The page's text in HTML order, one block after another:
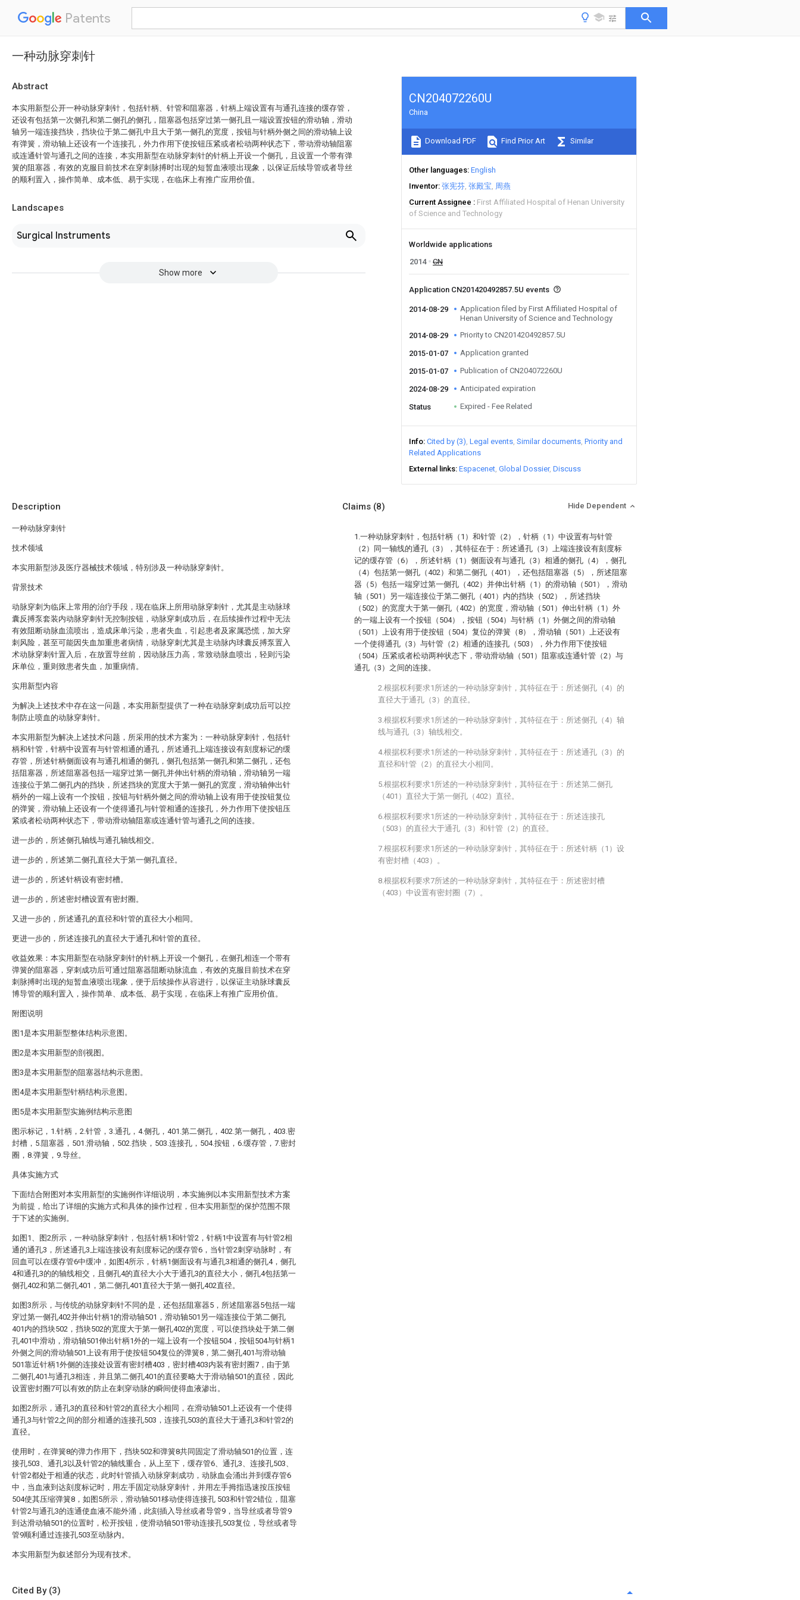
Patents
一种动脉穿刺针
Abstract
本实用新型公开一种动脉穿刺针，包括针柄、针管和阻塞器，针柄上端设置有与通孔连接的缓存管，
还设有包括第一次侧孔和第二侧孔的侧孔，阻塞器包括穿过第一侧孔且一端设置按钮的滑动轴，滑动
轴另一端连接挡块，挡块位于第二侧孔中且大于第一侧孔的宽度，按钮与针柄外侧之间的滑动轴上设
有弹簧，滑动轴上还设有一个连接孔，外力作用下使按钮压紧或者松动两种状态下，带动滑动轴阻塞
或连通针管与通孔之间的连接，本实用新型在动脉穿刺针的针柄上开设一个侧孔，且设置一个带有弹
簧的阻塞器，有效的克服目前技术在穿刺脉搏时出现的短暂血液喷出现象，以保证后续导管或者导丝
的顺利置入，操作简单、成本低、易于实现，在临床上有推广应用价值。
Landscapes
Surgical Instruments
Show more
CN204072260U
China
Download PDF Find Prior Art Similar
Other languages English
Inventor 张宪芬 张殿宝 周燕
Current Assignee
First Affiliated Hospital of Henan University
of Science and Technology
Worldwide applications
2014
CN
Application CN201420492857.5U events
2014-08-29
Application filed by First Affiliated Hospital of
Henan University of Science and Technology
2014-08-29
Priority to CN201420492857.5U
2015-01-07 Application granted
2015-01-07 Publication of CN204072260U
2024-08-29 Anticipated expiration
Status Expired - Fee Related
Info Cited by (3) Legal events Similar documents Priority and
Related Applications
External links Espacenet Global Dossier Discuss
Description
一种动脉穿刺针
技术领域
本实用新型涉及医疗器械技术领域，特别涉及一种动脉穿刺针。
背景技术
动脉穿刺为临床上常用的治疗手段，现在临床上所用动脉穿刺针，尤其是主动脉球
囊反搏泵套装内动脉穿刺针无控制按钮，动脉穿刺成功后，在后续操作过程中无法
有效阻断动脉血流喷出，造成床单污染，患者失血，引起患者及家属恐慌，加大穿
刺风险，甚至可能因失血加重患者病情，动脉穿刺尤其是主动脉内球囊反搏泵置入
术动脉穿刺针置入后，在放置导丝前，因动脉压力高，常致动脉血喷出，轻则污染
床单位，重则致患者失血，加重病情。
实用新型内容
为解决上述技术中存在这一问题，本实用新型提供了一种在动脉穿刺成功后可以控
制防止喷血的动脉穿刺针。
本实用新型为解决上述技术问题，所采用的技术方案为：一种动脉穿刺针，包括针
柄和针管，针柄中设置有与针管相通的通孔，所述通孔上端连接设有刻度标记的缓
存管，所述针柄侧面设有与通孔相通的侧孔，侧孔包括第一侧孔和第二侧孔，还包
括阻塞器，所述阻塞器包括一端穿过第一侧孔并伸出针柄的滑动轴，滑动轴另一端
连接位于第二侧孔内的挡块，所述挡块的宽度大于第一侧孔的宽度，滑动轴伸出针
柄外的一端上设有一个按钮，按钮与针柄外侧之间的滑动轴上设有用于使按钮复位
的弹簧，滑动轴上还设有一个使得通孔与针管相通的连接孔，外力作用下使按钮压
紧或者松动两种状态下，带动滑动轴阻塞或连通针管与通孔之间的连接。
进一步的，所述侧孔轴线与通孔轴线相交。
进一步的，所述第二侧孔直径大于第一侧孔直径。
进一步的，所述针柄设有密封槽。
进一步的，所述密封槽设置有密封圈。
又进一步的，所述通孔的直径和针管的直径大小相同。
更进一步的，所述连接孔的直径大于通孔和针管的直径。
收益效果：本实用新型在动脉穿刺针的针柄上开设一个侧孔，在侧孔相连一个带有
弹簧的阻塞器，穿刺成功后可通过阻塞器阻断动脉流血，有效的克服目前技术在穿
刺脉搏时出现的短暂血液喷出现象，便于后续操作从容进行，以保证主动脉球囊反
博导管的顺利置入，操作简单、成本低、易于实现，在临床上有推广应用价值。
附图说明
图1是本实用新型整体结构示意图。
图2是本实用新型的剖视图。
图3是本实用新型的阻塞器结构示意图。
图4是本实用新型针柄结构示意图。
图5是本实用新型实施例结构示意图
图示标记，1.针柄，2.针管，3.通孔，4.侧孔，401.第二侧孔，402.第一侧孔，403.密
封槽，5.阻塞器，501.滑动轴，502.挡块，503.连接孔，504.按钮，6.缓存管，7.密封
圈，8.弹簧，9.导丝。
具体实施方式
下面结合附图对本实用新型的实施例作详细说明，本实施例以本实用新型技术方案
为前提，给出了详细的实施方式和具体的操作过程，但本实用新型的保护范围不限
于下述的实施例。
如图1、图2所示，一种动脉穿刺针，包括针柄1和针管2，针柄1中设置有与针管2相
通的通孔3，所述通孔3上端连接设有刻度标记的缓存管6，当针管2刺穿动脉时，有
回血可以在缓存管6中缓冲，如图4所示，针柄1侧面设有与通孔3相通的侧孔4，侧孔
4和通孔3的的轴线相交，且侧孔4的直径大小大于通孔3的直径大小，侧孔4包括第一
侧孔402和第二侧孔401，第二侧孔401直径大于第一侧孔402直径。
如图3所示，与传统的动脉穿刺针不同的是，还包括阻塞器5，所述阻塞器5包括一端
穿过第一侧孔402并伸出针柄1的滑动轴501，滑动轴501另一端连接位于第二侧孔
401内的挡块502，挡块502的宽度大于第一侧孔402的宽度，可以使挡块处于第二侧
孔401中滑动，滑动轴501伸出针柄1外的一端上设有一个按钮504，按钮504与针柄1
外侧之间的滑动轴501上设有用于使按钮504复位的弹簧8，第二侧孔401与滑动轴
501靠近针柄1外侧的连接处设置有密封槽403，密封槽403内装有密封圈7，由于第
二侧孔401与通孔3相连，并且第二侧孔401的直径要略大于滑动轴501的直径，因此
设置密封圈7可以有效的防止在刺穿动脉的瞬间使得血液渗出。
如图2所示，通孔3的直径和针管2的直径大小相同，在滑动轴501上还设有一个使得
通孔3与针管2之间的部分相通的连接孔503，连接孔503的直径大于通孔3和针管2的
直径。
使用时，在弹簧8的弹力作用下，挡块502和弹簧8共同固定了滑动轴501的位置，连
接孔503、通孔3以及针管2的轴线重合，从上至下，缓存管6、通孔3、连接孔503、
针管2都处于相通的状态，此时针管插入动脉穿刺成功，动脉血会涌出并到缓存管6
中，当血液到达刻度标记时，用左手固定动脉穿刺针，并用左手拇指迅速按压按钮
504使其压缩弹簧8，如图5所示，滑动轴501移动使得连接孔 503和针管2错位，阻塞
针管2与通孔3的连通使血液不能外涌，此刻插入导丝或者导管9，当导丝或者导管9
到达滑动轴501的位置时，松开按钮，使滑动轴501带动连接孔503复位，导丝或者导
管9顺利通过连接孔503至动脉内。
本实用新型为叙述部分为现有技术。
Claims (8) Hide Dependent
1.一种动脉穿刺针，包括针柄（1）和针管（2），针柄（1）中设置有与针管
（2）同一轴线的通孔（3），其特征在于：所述通孔（3）上端连接设有刻度标
记的缓存管（6），所述针柄（1）侧面设有与通孔（3）相通的侧孔（4），侧孔
（4）包括第一侧孔（402）和第二侧孔（401），还包括阻塞器（5），所述阻塞
器（5）包括一端穿过第一侧孔（402）并伸出针柄（1）的滑动轴（501），滑动
轴（501）另一端连接位于第二侧孔（401）内的挡块（502），所述挡块
（502）的宽度大于第一侧孔（402）的宽度，滑动轴（501）伸出针柄（1）外
的一端上设有一个按钮（504），按钮（504）与针柄（1）外侧之间的滑动轴
（501）上设有用于使按钮（504）复位的弹簧（8），滑动轴（501）上还设有
一个使得通孔（3）与针管（2）相通的连接孔（503），外力作用下使按钮
（504）压紧或者松动两种状态下，带动滑动轴（501）阻塞或连通针管（2）与
通孔（3）之间的连接。
2.根据权利要求1所述的一种动脉穿刺针，其特征在于：所述侧孔（4）的
直径大于通孔（3）的直径。
3.根据权利要求1所述的一种动脉穿刺针，其特征在于：所述侧孔（4）轴
线与通孔（3）轴线相交。
4.根据权利要求1所述的一种动脉穿刺针，其特征在于：所述通孔（3）的
直径和针管（2）的直径大小相同。
5.根据权利要求1所述的一种动脉穿刺针，其特征在于：所述第二侧孔
（401）直径大于第一侧孔（402）直径。
6.根据权利要求1所述的一种动脉穿刺针，其特征在于：所述连接孔
（503）的直径大于通孔（3）和针管（2）的直径。
7.根据权利要求1所述的一种动脉穿刺针，其特征在于：所述针柄（1）设
有密封槽（403）。
8.根据权利要求7所述的一种动脉穿刺针，其特征在于：所述密封槽
（403）中设置有密封圈（7）。
Cited By (3)